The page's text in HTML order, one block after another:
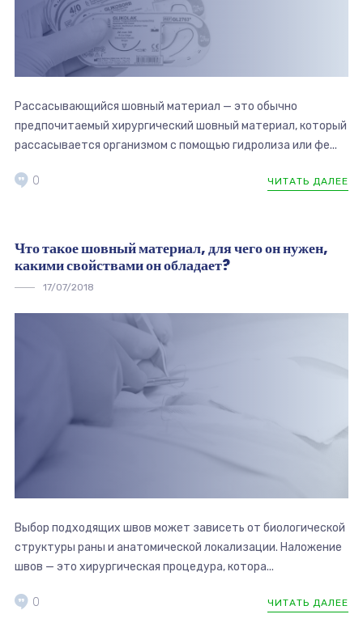
Рассасывающийся шовный материал — это обычно
предпочитаемый хирургический шовный материал, который
рассасывается организмом с помощью гидролиза или фе...
ЧИТАТЬ ДАЛЕЕ
0
Что такое шовный материал, для чего он нужен,
какими свойствами он обладает?
17/07/2018
Выбор подходящих швов может зависеть от биологической
структуры раны и анатомической локализации. Наложение
швов — это хирургическая процедура, котора...
ЧИТАТЬ ДАЛЕЕ
0